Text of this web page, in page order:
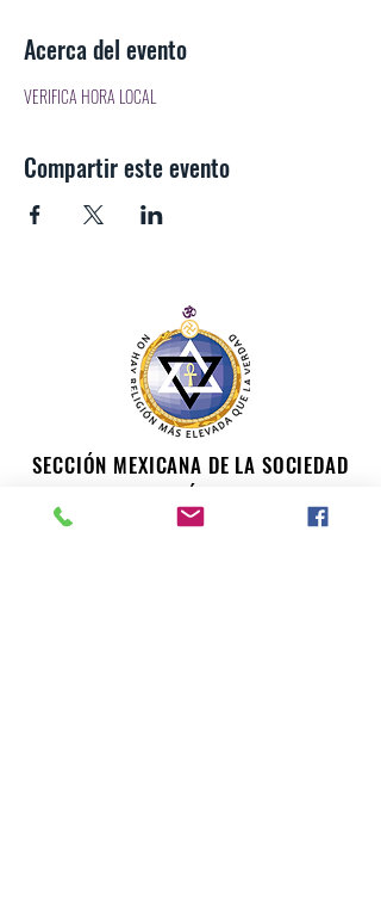
Acerca del evento
VERIFICA HORA LOCAL
Compartir este evento
SECCIÓN MEXICANA DE LA SOCIEDAD
TEOSÓFICA